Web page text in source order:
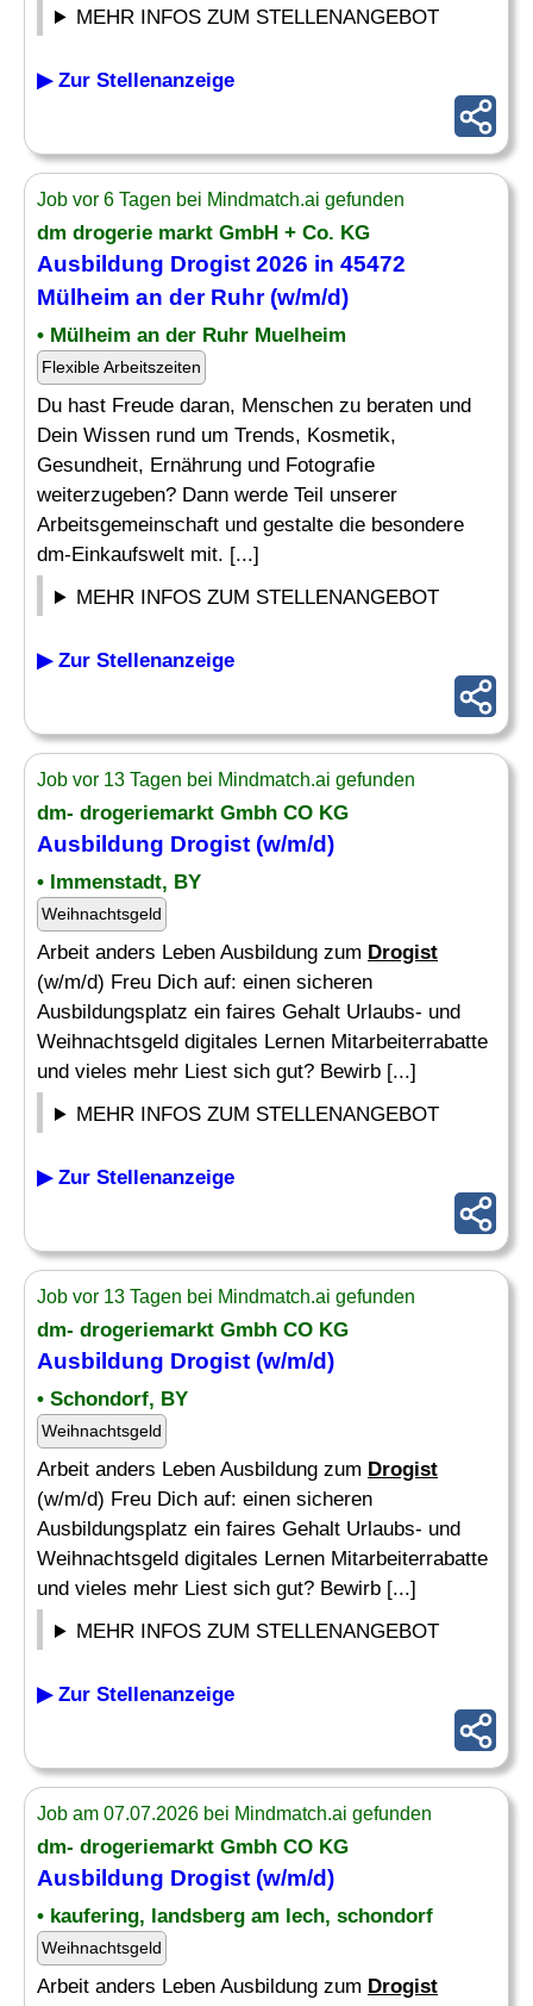
MEHR INFOS ZUM STELLENANGEBOT
▶ Zur Stellenanzeige
Job vor 6 Tagen bei Mindmatch.ai gefunden
dm drogerie markt GmbH + Co. KG
Ausbildung Drogist 2026 in 45472
Mülheim an der Ruhr (w/m/d)
• Mülheim an der Ruhr Muelheim
Flexible Arbeitszeiten
Du hast Freude daran, Menschen zu beraten und
Dein Wissen rund um Trends, Kosmetik,
Gesundheit, Ernährung und Fotografie
weiterzugeben? Dann werde Teil unserer
Arbeitsgemeinschaft und gestalte die besondere
dm-Einkaufswelt mit. [...]
MEHR INFOS ZUM STELLENANGEBOT
▶ Zur Stellenanzeige
Job vor 13 Tagen bei Mindmatch.ai gefunden
dm- drogeriemarkt Gmbh CO KG
Ausbildung Drogist (w/m/d)
• Immenstadt, BY
Weihnachtsgeld
Arbeit anders Leben Ausbildung zum Drogist
(w/m/d) Freu Dich auf: einen sicheren
Ausbildungsplatz ein faires Gehalt Urlaubs- und
Weihnachtsgeld digitales Lernen Mitarbeiterrabatte
und vieles mehr Liest sich gut? Bewirb [...]
MEHR INFOS ZUM STELLENANGEBOT
▶ Zur Stellenanzeige
Job vor 13 Tagen bei Mindmatch.ai gefunden
dm- drogeriemarkt Gmbh CO KG
Ausbildung Drogist (w/m/d)
• Schondorf, BY
Weihnachtsgeld
Arbeit anders Leben Ausbildung zum Drogist
(w/m/d) Freu Dich auf: einen sicheren
Ausbildungsplatz ein faires Gehalt Urlaubs- und
Weihnachtsgeld digitales Lernen Mitarbeiterrabatte
und vieles mehr Liest sich gut? Bewirb [...]
MEHR INFOS ZUM STELLENANGEBOT
▶ Zur Stellenanzeige
Job am 07.07.2026 bei Mindmatch.ai gefunden
dm- drogeriemarkt Gmbh CO KG
Ausbildung Drogist (w/m/d)
• kaufering, landsberg am lech, schondorf
Weihnachtsgeld
Arbeit anders Leben Ausbildung zum Drogist